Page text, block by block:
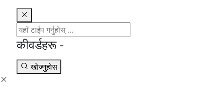
कीवर्डहरू -
खोज्नुहोस